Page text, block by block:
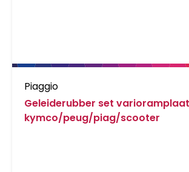
Piaggio
Geleiderubber set varioramplaat
kymco/peug/piag/scooter